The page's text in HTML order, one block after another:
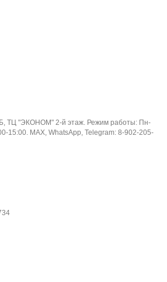
ТЦ "ЭКОНОМ" 2-й этаж. Режим работы: Пн-
15:00. MAX, WhatsApp, Telegram: 8-902-205-